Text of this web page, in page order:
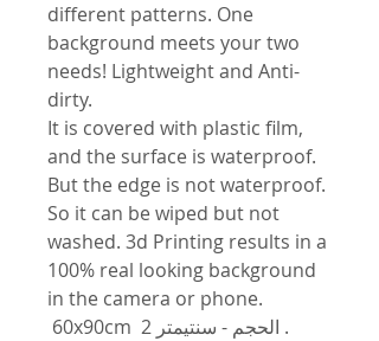
different patterns. One
background meets your two
needs! Lightweight and Anti-
dirty.
It is covered with plastic film,
and the surface is waterproof.
But the edge is not waterproof.
So it can be wiped but not
washed. 3d Printing results in a
100% real looking background
in the camera or phone.
60x90cm الحجم - سنتيمتر 2 .